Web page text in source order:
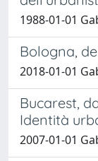
1988-01-01
Bologna,
2018-01-01
Bucarest,
Identità
2007-01-01